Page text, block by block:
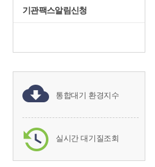
기관팩스알림신청
통합대기 환경지수
실시간 대기질조회